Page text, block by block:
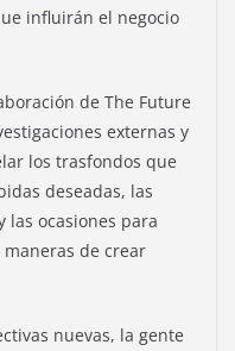
influirán el negocio
de The Future
externas y
los trasfondos que
deseadas, las
las ocasiones para
de crear
nuevas, la gente